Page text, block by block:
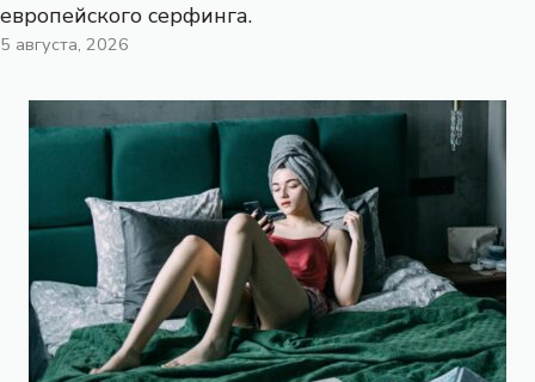
европейского серфинга.
5 августа, 2026